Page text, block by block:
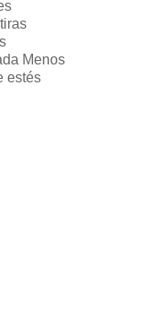
Menos
estés